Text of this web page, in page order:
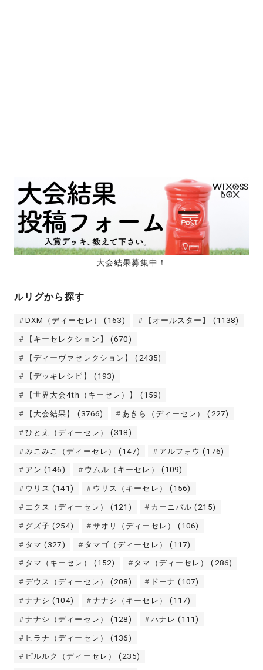
大会結果募集中！
ルリグから探す
DXM（ディーセレ） (163) 【オールスター】 (1138)
【キーセレクション】 (670)
【ディーヴァセレクション】 (2435)
【デッキレシピ】 (193)
【世界大会4th（キーセレ）】 (159)
【大会結果】 (3766) あきら（ディーセレ） (227)
ひとえ（ディーセレ） (318)
みこみこ（ディーセレ） (147) アルフォウ (176)
アン (146) ウムル（キーセレ） (109)
ウリス (141) ウリス（キーセレ） (156)
エクス（ディーセレ） (121) カーニバル (215)
グズ子 (254) サオリ（ディーセレ） (106)
タマ (327) タマゴ（ディーセレ） (117)
タマ（キーセレ） (152) タマ（ディーセレ） (286)
デウス（ディーセレ） (208) ドーナ (107)
ナナシ (104) ナナシ（キーセレ） (117)
ナナシ（ディーセレ） (128) ハナレ (111)
ヒラナ（ディーセレ） (136)
ピルルク（ディーセレ） (235)